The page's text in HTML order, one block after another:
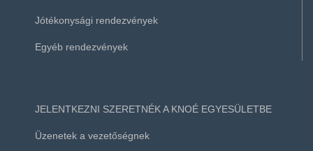
Jótékonysági rendezvények
Egyéb rendezvények
JELENTKEZNI SZERETNÉK A KNOÉ EGYESÜLETBE
Üzenetek a vezetőségnek